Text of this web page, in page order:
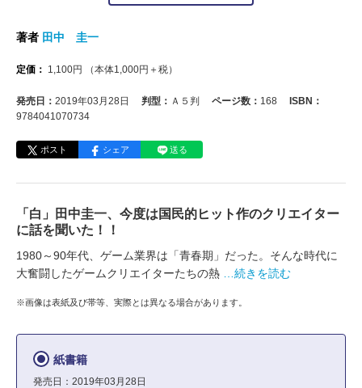
著者 田中 圭一
定価： 1,100円 （本体1,000円＋税）
発売日： 2019年03月28日 判型： Ａ５判 ページ数： 168
ISBN：
9784041070734
ポスト シェア 送る
「白」田中圭一、今度は国民的ヒット作のクリエイター
に話を聞いた！！
1980～90年代、ゲーム業界は「青春期」だった。そんな時代に
大奮闘したゲームクリエイターたちの熱
…続きを読む
※画像は表紙及び帯等、実際とは異なる場合があります。
紙書籍
発売日：2019年03月28日